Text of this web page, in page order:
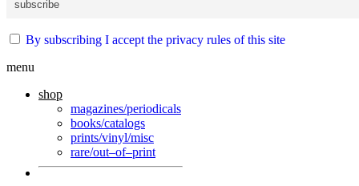
By subscribing I accept the privacy rules of this site
menu
shop
magazines/periodicals
books/catalogs
prints/vinyl/misc
rare/out–of–print